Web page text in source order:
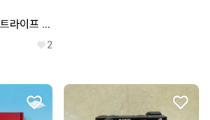
7/68 말본 골프 스트라이프 티셔츠 GREEN
2